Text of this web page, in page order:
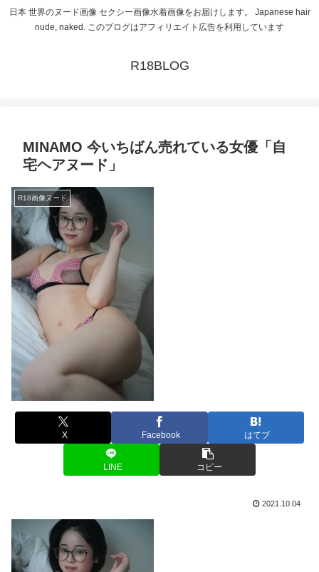
日本 世界のヌード画像 セクシー画像水着画像をお届けします。 Japanese hair
nude, naked. このブログはアフィリエイト広告を利用しています
R18BLOG
MINAMO 今いちばん売れている女優「自
宅ヘアヌード」
R18画像ヌード
X Facebook はてブ
LINE コピー
2021.10.04